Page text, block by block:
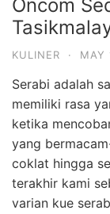
Oncom
KULINER · MAY
Serabi adalah
memiliki rasa
ketika
yang
coklat hingga
terakhir kami
varian kue